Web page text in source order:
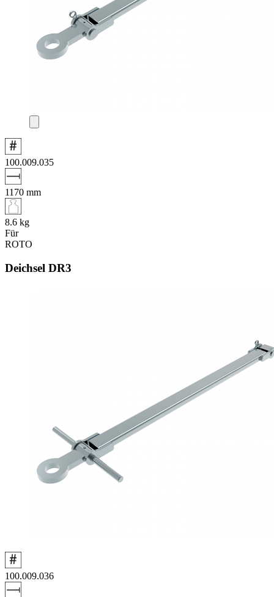
100.009.035
1170 mm
8.6 kg
Für
ROTO
Deichsel DR3
100.009.036